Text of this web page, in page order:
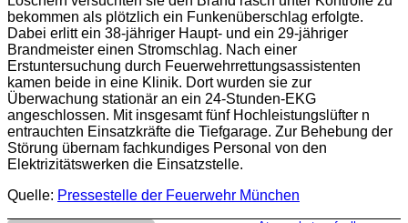
bekommen als plötzlich ein Funkenüberschlag erfolgte.
Dabei erlitt ein 38-jähriger Haupt- und ein 29-jähriger
Brandmeister einen Stromschlag. Nach einer
Erstuntersuchung durch Feuerwehrrettungsassistenten
kamen beide in eine Klinik. Dort wurden sie zur
Überwachung stationär an ein 24-Stunden-EKG
angeschlossen. Mit insgesamt fünf Hochleistungslüfter n
entrauchten Einsatzkräfte die Tiefgarage. Zur Behebung der
Störung übernam fachkundiges Personal von den
Elektrizitätswerken die Einsatzstelle.
Quelle: Pressestelle der Feuerwehr München